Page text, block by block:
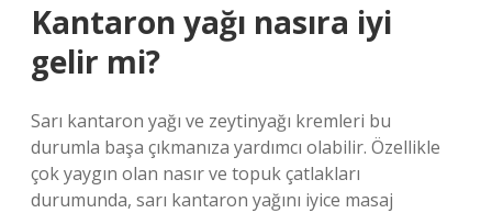
Kantaron yağı nasıra iyi
gelir mi?
Sarı kantaron yağı ve zeytinyağı kremleri bu
durumla başa çıkmanıza yardımcı olabilir. Özellikle
çok yaygın olan nasır ve topuk çatlakları
durumunda, sarı kantaron yağını iyice masaj